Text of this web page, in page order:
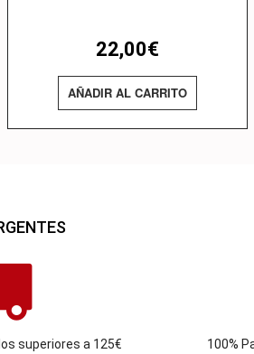
22,00€
AÑADIR AL CARRITO
superiores a 125€ 100%